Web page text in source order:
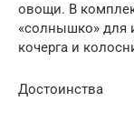
овощи. В
«солнышко» для
кочерга и
Достоинства